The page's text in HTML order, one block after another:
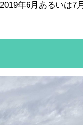
年6月あるいは7月